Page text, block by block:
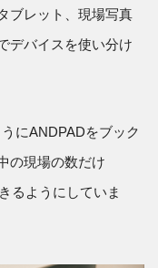
ブレット、現場写真
デバイスを使い分け
にANDPADをブック
の現場の数だけ
るようにしていま